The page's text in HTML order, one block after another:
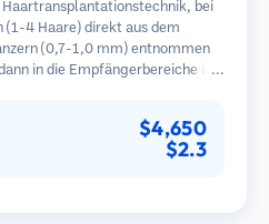
Haartransplantationstechnik, bei
(1-4 Haare) direkt aus dem
(0,7-1,0 mm) entnommen
in die Empfängerbereiche in
$4,650
$2.3